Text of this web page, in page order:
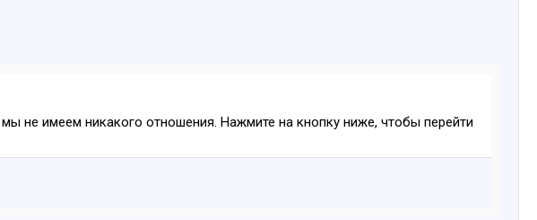
не имеем никакого отношения. Нажмите на кнопку ниже, чтобы перейти